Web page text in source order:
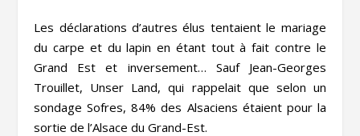
Les déclarations d’autres élus tentaient le mariage
du carpe et du lapin en étant tout à fait contre le
Grand Est et inversement… Sauf Jean-Georges
Trouillet, Unser Land, qui rappelait que selon un
sondage Sofres, 84% des Alsaciens étaient pour la
sortie de l’Alsace du Grand-Est.